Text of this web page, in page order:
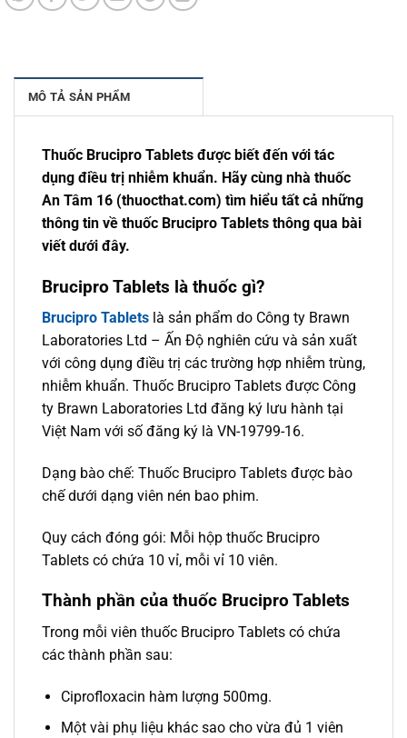
MÔ TẢ SẢN PHẨM
Thuốc Brucipro Tablets được biết đến với tác
dụng điều trị nhiễm khuẩn. Hãy cùng nhà thuốc
An Tâm 16 (thuocthat.com) tìm hiểu tất cả những
thông tin về thuốc Brucipro Tablets thông qua bài
viết dưới đây.
Brucipro Tablets là thuốc gì?
Brucipro Tablets là sản phẩm do Công ty Brawn
Laboratories Ltd – Ấn Độ nghiên cứu và sản xuất
với công dụng điều trị các trường hợp nhiễm trùng,
nhiễm khuẩn. Thuốc Brucipro Tablets được Công
ty Brawn Laboratories Ltd đăng ký lưu hành tại
Việt Nam với số đăng ký là VN-19799-16.
Dạng bào chế: Thuốc Brucipro Tablets được bào
chế dưới dạng viên nén bao phim.
Quy cách đóng gói: Mỗi hộp thuốc Brucipro
Tablets có chứa 10 vỉ, mỗi vỉ 10 viên.
Thành phần của thuốc Brucipro Tablets
Trong mỗi viên thuốc Brucipro Tablets có chứa
các thành phần sau:
Ciprofloxacin hàm lượng 500mg.
Một vài phụ liệu khác sao cho vừa đủ 1 viên